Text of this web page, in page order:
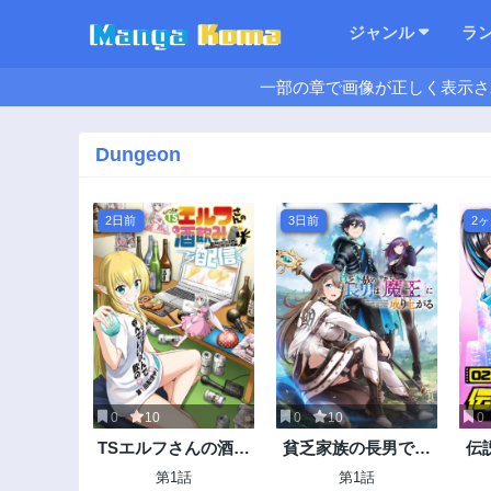
ジャンル ラ
一部の章で画像が正しく表示
Dungeon
2日前
0 10
TSエルフさんの酒飲
み配信 ～たくさん飲
第1話
3日前
0 10
貧乏家族の長男です
が、家族のために頑
第1話
2
0
伝